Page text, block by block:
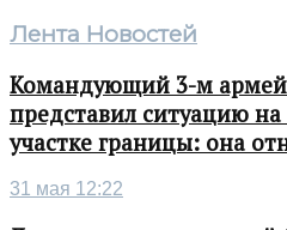
Лента Новостей
Командующий 3-м
представил ситуацию
участке границы: она
31 мая 12:22